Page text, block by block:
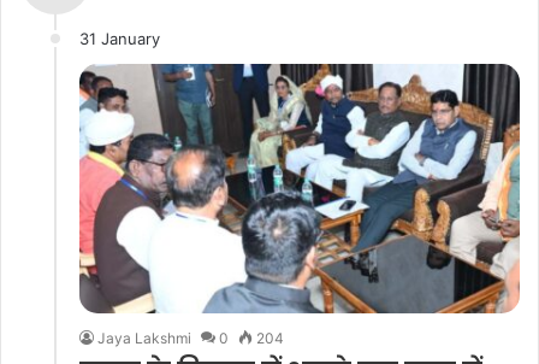
31 January
Jaya Lakshmi 0 204